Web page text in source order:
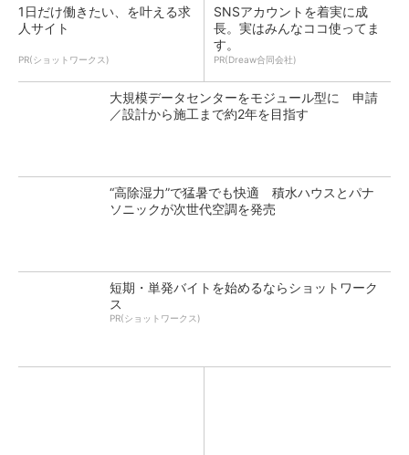
1日だけ働きたい、を叶える求
人サイト
PR(ショットワークス)
SNSアカウントを着実に成
長。実はみんなココ使ってま
す。
PR(Dreaw合同会社)
大規模データセンターをモジュール型に 申請
／設計から施工まで約2年を目指す
“高除湿力”で猛暑でも快適 積水ハウスとパナ
ソニックが次世代空調を発売
短期・単発バイトを始めるならショットワーク
ス
PR(ショットワークス)